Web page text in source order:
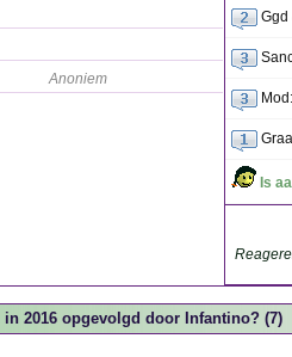
Anoniem
Ggd
Is
in 2016 opgevolgd door Infantino? (7)